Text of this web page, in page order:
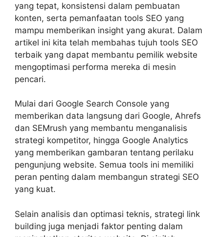
yang tepat, konsistensi dalam pembuatan
konten, serta pemanfaatan tools SEO yang
mampu memberikan insight yang akurat. Dalam
artikel ini kita telah membahas tujuh tools SEO
terbaik yang dapat membantu pemilik website
mengoptimasi performa mereka di mesin
pencari.
Mulai dari Google Search Console yang
memberikan data langsung dari Google, Ahrefs
dan SEMrush yang membantu menganalisis
strategi kompetitor, hingga Google Analytics
yang memberikan gambaran tentang perilaku
pengunjung website. Semua tools ini memiliki
peran penting dalam membangun strategi SEO
yang kuat.
Selain analisis dan optimasi teknis, strategi link
building juga menjadi faktor penting dalam